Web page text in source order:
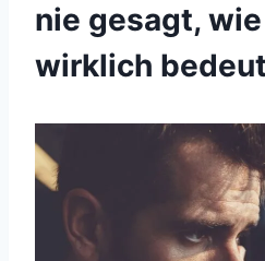
nie gesagt,
wirklich